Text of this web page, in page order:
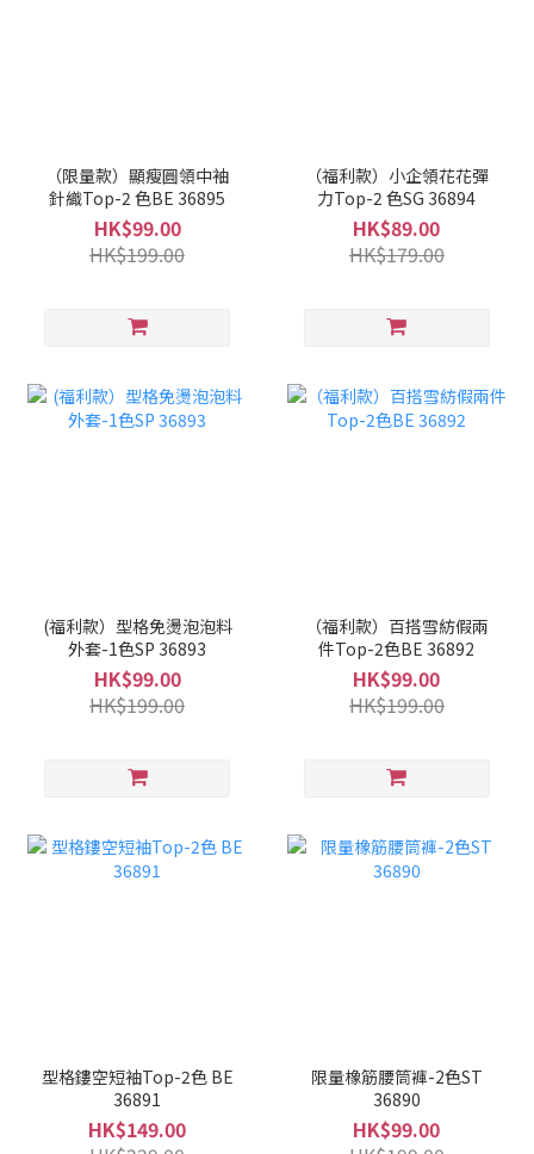
（限量款）顯瘦圓領中袖
針織Top-2 色BE 36895
HK$99.00
HK$199.00
（福利款）小企領花花彈
力Top-2 色SG 36894
HK$89.00
HK$179.00
(福利款）型格免燙泡泡料
外套-1色SP 36893
HK$99.00
HK$199.00
（福利款）百搭雪紡假兩
件Top-2色BE 36892
HK$99.00
HK$199.00
型格鏤空短袖Top-2色 BE
36891
HK$149.00
限量橡筋腰筒褲-2色ST
36890
HK$99.00